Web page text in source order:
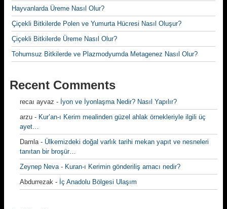
Hayvanlarda Üreme Nasıl Olur?
Çiçekli Bitkilerde Polen ve Yumurta Hücresi Nasıl Oluşur?
Çiçekli Bitkilerde Üreme Nasıl Olur?
Tohumsuz Bitkilerde ve Plazmodyumda Metagenez Nasıl Olur?
Recent Comments
recaı ayvaz - İyon ve İyonlaşma Nedir? Nasıl Yapılır?
arzu - Kur’an-ı Kerim mealinden güzel ahlak örnekleriyle ilgili üç
ayet…
Damla- Ülkemizdeki doğal varlık tarihi mekan yapıt ve nesneleri
tanıtan bir broşür…
Zeynep Neva- Kuran-ı Kerimin gönderiliş amacı nedir?
Abdurrezak - İç Anadolu Bölgesi Ulaşım